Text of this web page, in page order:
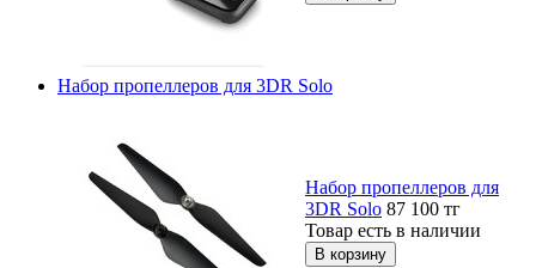
Набор пропеллеров для 3DR Solo
Набор пропеллеров для
3DR Solo 87 100 тг
Товар есть в наличии